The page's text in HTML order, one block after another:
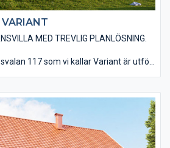
VARIANT
MED TREVLIG PLANLÖSNING.
117 som vi kallar Variant är utfört
ett invändigt ryggåstak i
en härlig rymd. Redan som standard
som går ända ner till
valmöjligheter när det kommer till
Välj bland olika träpaneltyper,